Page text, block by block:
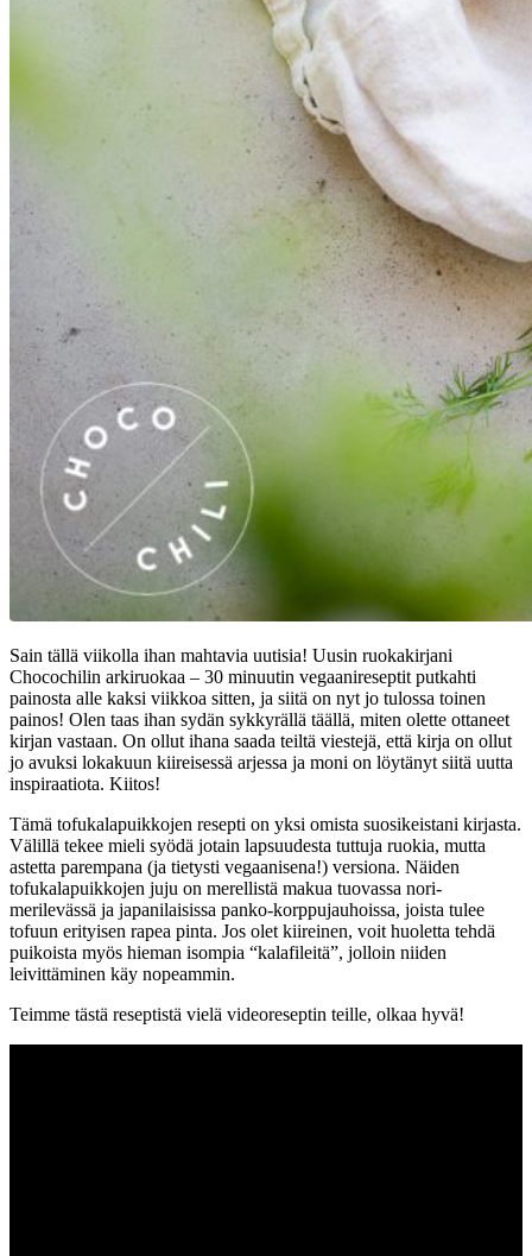
Sain tällä viikolla ihan mahtavia uutisia! Uusin ruokakirjani
Chocochilin arkiruokaa – 30 minuutin vegaanireseptit putkahti
painosta alle kaksi viikkoa sitten, ja siitä on nyt jo tulossa toinen
painos! Olen taas ihan sydän sykkyrällä täällä, miten olette ottaneet
kirjan vastaan. On ollut ihana saada teiltä viestejä, että kirja on ollut
jo avuksi lokakuun kiireisessä arjessa ja moni on löytänyt siitä uutta
inspiraatiota. Kiitos!
Tämä tofukalapuikkojen resepti on yksi omista suosikeistani kirjasta.
Välillä tekee mieli syödä jotain lapsuudesta tuttuja ruokia, mutta
astetta parempana (ja tietysti vegaanisena!) versiona. Näiden
tofukalapuikkojen juju on merellistä makua tuovassa nori-
merilevässä ja japanilaisissa panko-korppujauhoissa, joista tulee
tofuun erityisen rapea pinta. Jos olet kiireinen, voit huoletta tehdä
puikoista myös hieman isompia “kalafileitä”, jolloin niiden
leivittäminen käy nopeammin.
Teimme tästä reseptistä vielä videoreseptin teille, olkaa hyvä!